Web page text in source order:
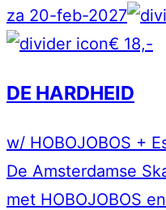
za 20-feb-2027
€ 18,-
DE HARDHEID
w/ HOBOJOBOS +
De Amsterdamse
met HOBOJOBOS